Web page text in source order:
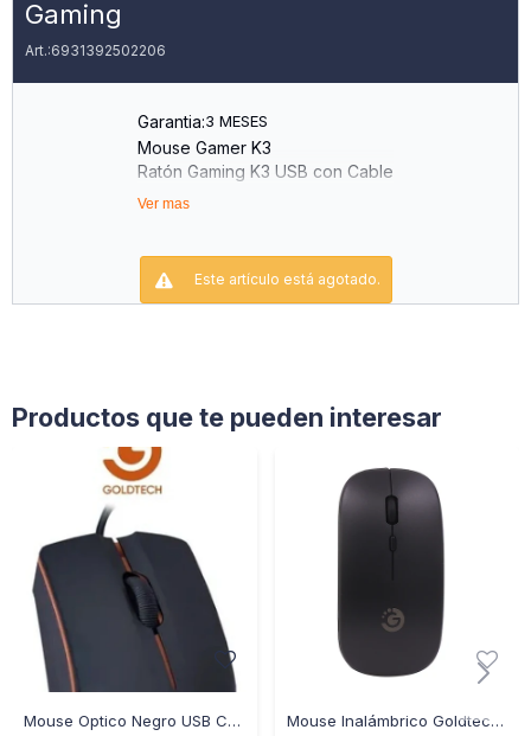
Gaming
6931392502206
Garantia:3 MESES
Mouse Gamer K3
Ratón Gaming K3 USB con Cable
Ver mas
Este artículo está agotado.
Productos que te pueden interesar
Mouse Optico Negro USB Caja PC NOTEBOOK 1000 dpi importado Mouse Inalámbrico Goldtech Slim RGB